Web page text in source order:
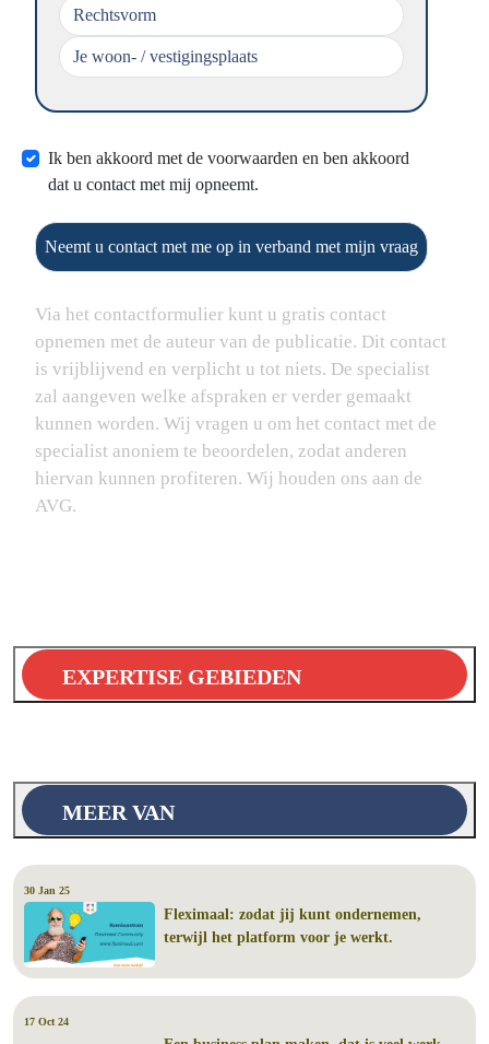
Ik ben akkoord met de voorwaarden en ben akkoord
dat u contact met mij opneemt.
Neemt u contact met me op in verband met mijn vraag
Via het contactformulier kunt u gratis contact
opnemen met de auteur van de publicatie. Dit contact
is vrijblijvend en verplicht u tot niets. De specialist
zal aangeven welke afspraken er verder gemaakt
kunnen worden. Wij vragen u om het contact met de
specialist anoniem te beoordelen, zodat anderen
hiervan kunnen profiteren. Wij houden ons aan de
AVG.
EXPERTISE GEBIEDEN
MEER VAN
30 Jan 25
Fleximaal: zodat jij kunt ondernemen,
terwijl het platform voor je werkt.
17 Oct 24